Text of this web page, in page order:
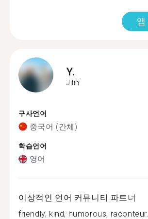
앱
Y.
Jilin
구사언어
중국어 (간체)
학습언어
영어
이상적인 언어 커뮤니티 파트너
friendly, kind, humorous,